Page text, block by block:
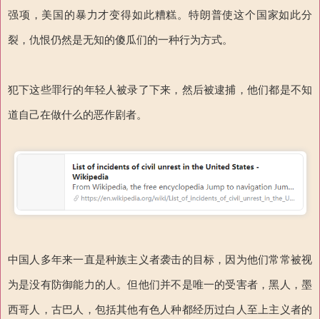
强项，美国的暴力才变得如此糟糕。特朗普使这个国家如此分
裂，仇恨仍然是无知的傻瓜们的一种行为方式。
犯下这些罪行的年轻人被录了下来，然后被逮捕，他们都是不知
道自己在做什么的恶作剧者。
中国人多年来一直是种族主义者袭击的目标，因为他们常常被视
为是没有防御能力的人。但他们并不是唯一的受害者，黑人，墨
西哥人，古巴人，包括其他有色人种都经历过白人至上主义者的